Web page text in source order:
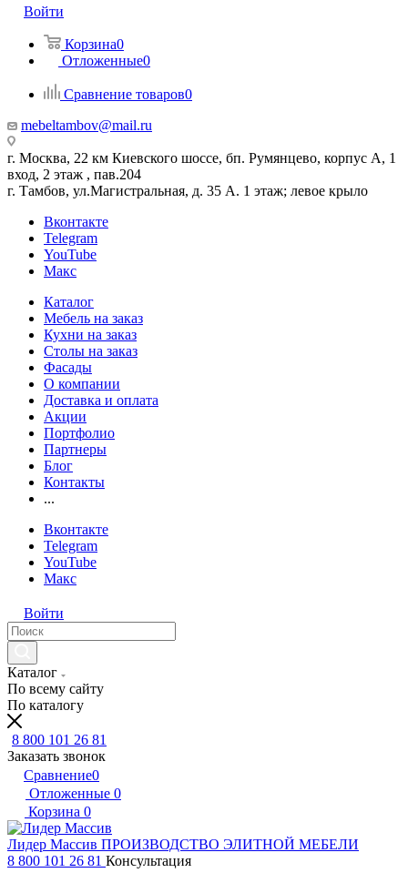
Войти
Корзина0
Отложенные0
Сравнение товаров0
mebeltambov@mail.ru
г. Москва, 22 км Киевского шоссе, бп. Румянцево, корпус А, 1
вход, 2 этаж , пав.204
г. Тамбов, ул.Магистральная, д. 35 А. 1 этаж; левое крыло
Вконтакте
Telegram
YouTube
Макс
Каталог
Мебель на заказ
Кухни на заказ
Столы на заказ
Фасады
О компании
Доставка и оплата
Акции
Портфолио
Партнеры
Блог
Контакты
...
Вконтакте
Telegram
YouTube
Макс
Войти
Каталог
По всему сайту
По каталогу
8 800 101 26 81
Заказать звонок
Сравнение0
Отложенные 0
Корзина 0
Лидер Массив ПРОИЗВОДСТВО ЭЛИТНОЙ МЕБЕЛИ
8 800 101 26 81 Консультация